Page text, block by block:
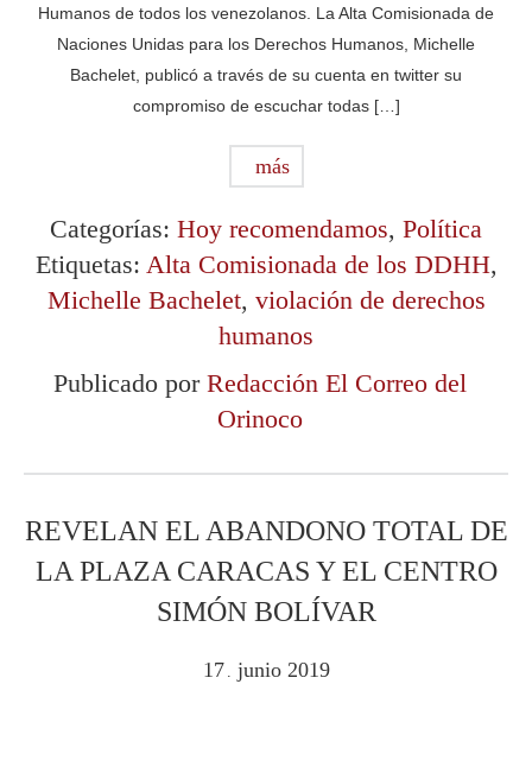
Humanos de todos los venezolanos. La Alta Comisionada de
Naciones Unidas para los Derechos Humanos, Michelle
Bachelet, publicó a través de su cuenta en twitter su
compromiso de escuchar todas […]
más
Categorías: Hoy recomendamos, Política
Etiquetas: Alta Comisionada de los DDHH,
Michelle Bachelet, violación de derechos
humanos
Publicado por Redacción El Correo del
Orinoco
REVELAN EL ABANDONO TOTAL DE
LA PLAZA CARACAS Y EL CENTRO
SIMÓN BOLÍVAR
17 . junio 2019